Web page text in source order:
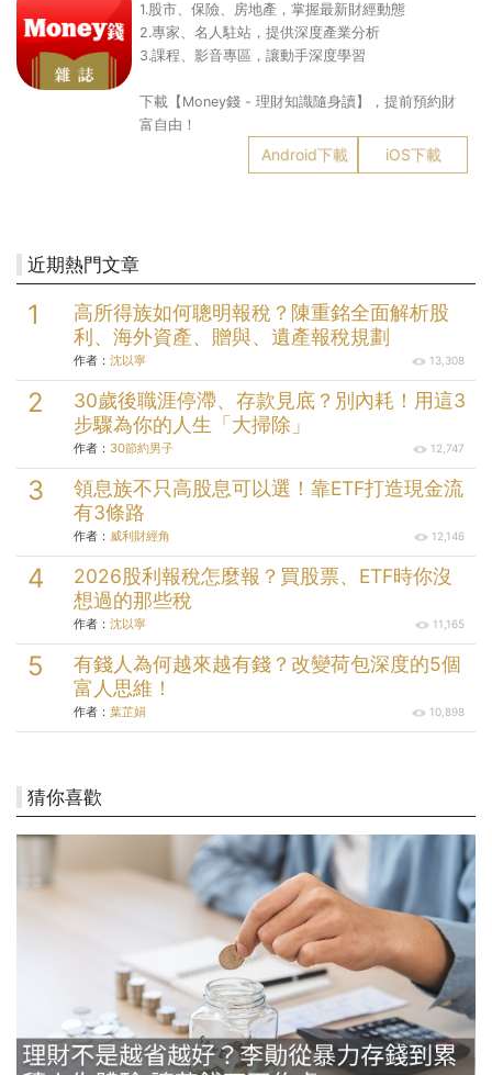
1.股市、保險、房地產，掌握最新財經動態
2.專家、名人駐站，提供深度產業分析
3.課程、影音專區，讓動手深度學習
下載【Money錢 - 理財知識隨身讀】，提前預約財
富自由！
Android下載 iOS下載
近期熱門文章
高所得族如何聰明報稅？陳重銘全面解析股
利、海外資產、贈與、遺產報稅規劃
作者： 沈以寧 13,308
30歲後職涯停滯、存款見底？別內耗！用這3
步驟為你的人生「大掃除」
作者： 30節約男子 12,747
領息族不只高股息可以選！靠ETF打造現金流
有3條路
作者： 威利財經角 12,146
2026股利報稅怎麼報？買股票、ETF時你沒
想過的那些稅
作者： 沈以寧 11,165
有錢人為何越來越有錢？改變荷包深度的5個
富人思維！
作者： 葉芷娟 10,898
猜你喜歡